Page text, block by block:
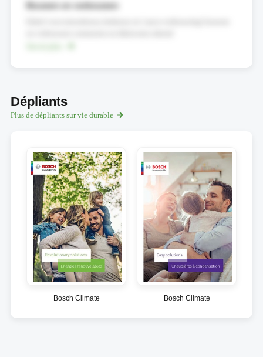
Bouwen en verbouwen
Dépliants
Plus de dépliants sur vie durable
Bosch Climate Bosch Climate